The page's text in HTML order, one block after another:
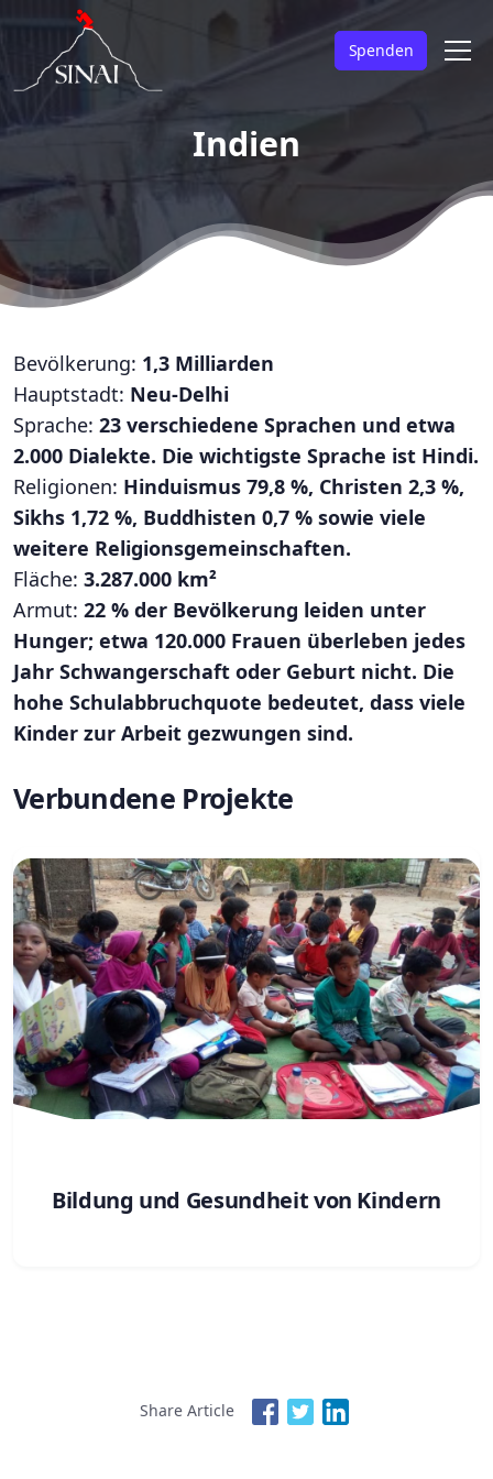
Spenden
Indien
Bevölkerung: 1,3 Milliarden
Hauptstadt: Neu-Delhi
Sprache: 23 verschiedene Sprachen und etwa
2.000 Dialekte. Die wichtigste Sprache ist Hindi.
Religionen: Hinduismus 79,8 %, Christen 2,3 %,
Sikhs 1,72 %, Buddhisten 0,7 % sowie viele
weitere Religionsgemeinschaften.
Fläche: 3.287.000 km²
Armut: 22 % der Bevölkerung leiden unter
Hunger; etwa 120.000 Frauen überleben jedes
Jahr Schwangerschaft oder Geburt nicht. Die
hohe Schulabbruchquote bedeutet, dass viele
Kinder zur Arbeit gezwungen sind.
Verbundene Projekte
Bildung und Gesundheit von Kindern
Share Article